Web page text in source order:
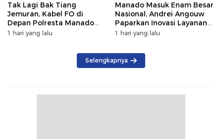
Tak Lagi Bak Tiang
Jemuran, Kabel FO di
Depan Polresta Manado
Ditata
1 hari yang lalu
Manado Masuk Enam Besar
Nasional, Andrei Angouw
Paparkan Inovasi Layanan
Investasi di Hadapan Tim
1 hari yang lalu
Selengkapnya